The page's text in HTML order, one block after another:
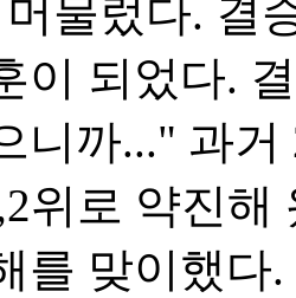
물렀다. 결
이 되었다.
니까..." 과
위로 약진해
를 맞이했다